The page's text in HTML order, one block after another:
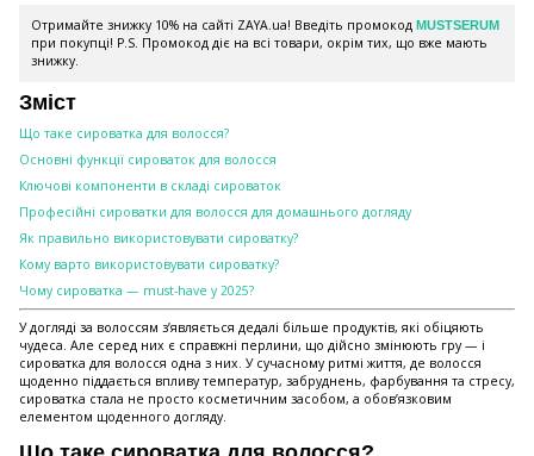
Отримайте знижку 10% на сайті ZAYA.ua! Введіть промокод MUSTSERUM
при покупці! P.S. Промокод діє на всі товари, окрім тих, що вже мають
знижку.
Зміст
Що таке сироватка для волосся?
Основні функції сироваток для волосся
Ключові компоненти в складі сироваток
Професійні сироватки для волосся для домашнього догляду
Як правильно використовувати сироватку?
Кому варто використовувати сироватку?
Чому сироватка — must-have у 2025?
У догляді за волоссям з’являється дедалі більше продуктів, які обіцяють
чудеса. Але серед них є справжні перлини, що дійсно змінюють гру — і
сироватка для волосся одна з них. У сучасному ритмі життя, де волосся
щоденно піддається впливу температур, забруднень, фарбування та стресу,
сироватка стала не просто косметичним засобом, а обов’язковим
елементом щоденного догляду.